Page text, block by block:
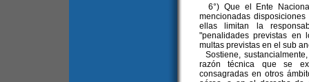
6°) Que el Ente
mencionadas
ellas limitan la
"penalidades previstas en
multas previstas en el sub
Sostiene,
razón técnica que se
consagradas en otros